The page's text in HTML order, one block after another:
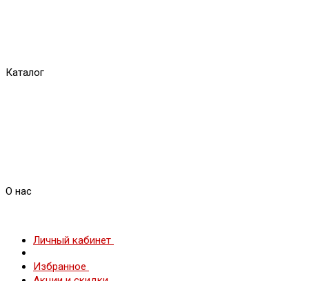
Каталог
О нас
Личный кабинет
Избранное